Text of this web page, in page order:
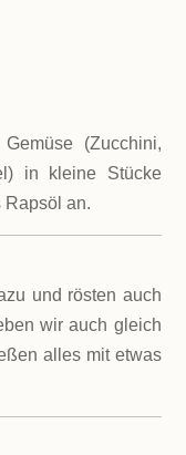
(Zucchini,
in kleine Stücke
Rapsöl an.
und rösten auch
wir auch gleich
alles mit etwas